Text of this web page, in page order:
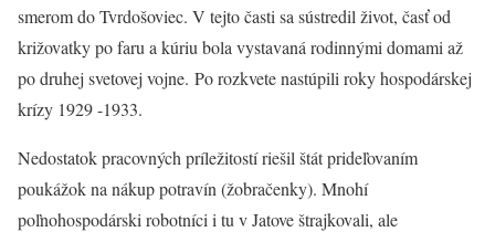
smerom do Tvrdošoviec. V tejto časti sa sústredil život, časť od
križovatky po faru a kúriu bola vystavaná rodinnými domami až
po druhej svetovej vojne. Po rozkvete nastúpili roky hospodárskej
krízy 1929 -1933.
Nedostatok pracovných príležitostí riešil štát prideľovaním
poukážok na nákup potravín (žobračenky). Mnohí
poľnohospodárski robotníci i tu v Jatove štrajkovali, ale